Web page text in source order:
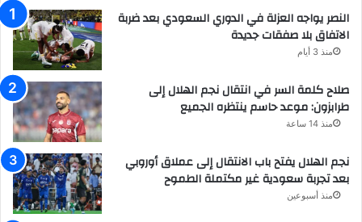
النصر يواجه العزلة في الدوري السعودي بعد ضربة
الاتفاق بلا صفقات جديدة
منذ 3 أيام
صلاح كلمة السر في انتقال نجم الهلال إلى
طرابزون: موعد حاسم ينتظره الجميع
منذ 14 ساعة
نجم الهلال يفتح باب الانتقال إلى عملاق أوروبي
بعد تجربة سعودية غير مكتملة الطموح
منذ أسبوعين